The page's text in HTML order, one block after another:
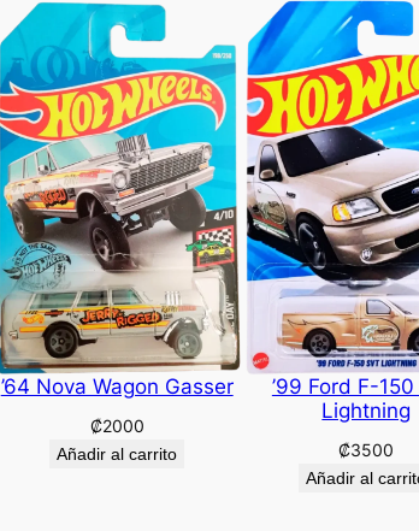
’64 Nova Wagon Gasser
₡2000
Añadir al carrito
’99 Ford F-150
Lightning
₡3500
Añadir al